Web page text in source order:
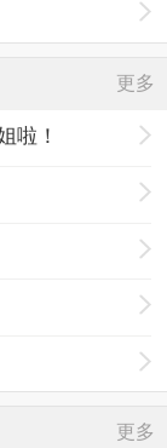
更多
啦！
更多